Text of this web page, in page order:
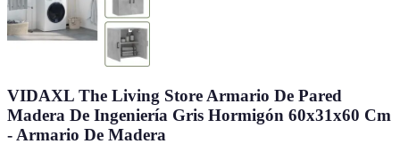
VIDAXL The Living Store Armario De Pared
Madera De Ingeniería Gris Hormigón 60x31x60 Cm
- Armario De Madera